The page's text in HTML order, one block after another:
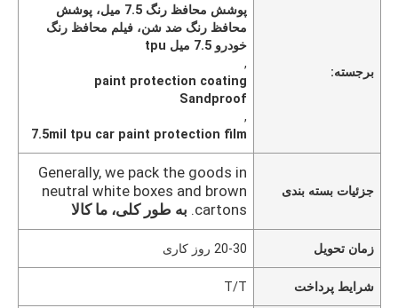
برجسته:
پوشش محافظ رنگ 7.5 میل، پوشش
محافظ رنگ ضد شن، فیلم محافظ رنگ
خودرو 7.5 میل tpu
,
paint protection coating
Sandproof
,
7.5mil tpu car paint protection film
جزئیات بسته بندی
Generally, we pack the goods in
neutral white boxes and brown
cartons. به طور کلی، ما کالا
زمان تحویل 20-30 روز کاری
شرایط پرداخت T/T